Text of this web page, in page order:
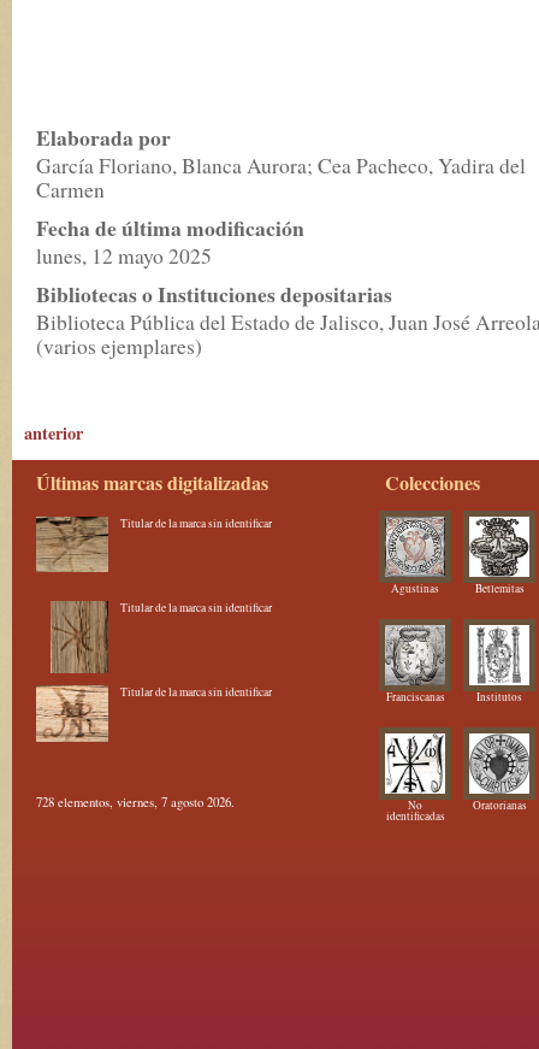
Elaborada por
García Floriano, Blanca Aurora; Cea Pacheco, Yadira del
Carmen
Fecha de última modificación
lunes, 12 mayo 2025
Bibliotecas o Instituciones depositarias
Biblioteca Pública del Estado de Jalisco, Juan José
(varios ejemplares)
anterior
Últimas marcas digitalizadas
Titular de la marca sin identificar
Titular de la marca sin identificar
Titular de la marca sin identificar
728 elementos, viernes, 7 agosto 2026.
Colecciones
Agustinas Betlemitas
Franciscanas Institutos
No
identificadas
Oratorianas